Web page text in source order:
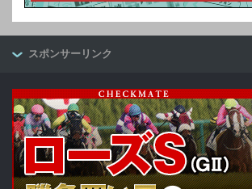
スポンサーリンク